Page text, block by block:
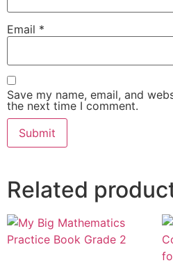
Email *
Save my name, email, and
the next time I comment.
Related